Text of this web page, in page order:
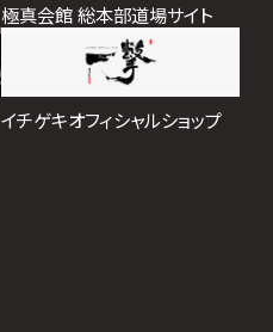
極真会館 総本部道場サイト
イチゲキオフィシャルショップ